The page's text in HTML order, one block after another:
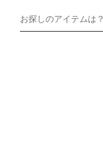
お探しのアイテムは？